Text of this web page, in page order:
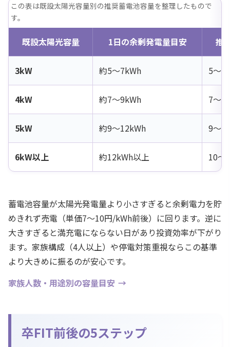
この表は既設太陽光容量別の推奨蓄電池容量を整理したもので
す。
既設太陽光容量 1日の余剰発電量目安 推
3kW 約5〜7kWh 5〜
4kW 約7〜9kWh 7〜
5kW 約9〜12kWh 9〜
6kW以上 約12kWh以上 10〜
蓄電池容量が太陽光発電量より小さすぎると余剰電力を貯
めきれず売電（単価7〜10円/kWh前後）に回ります。逆に
大きすぎると満充電にならない日があり投資効率が下がり
ます。家族構成（4人以上）や停電対策重視ならこの基準
より大きめに振るのが安心です。
家族人数・用途別の容量目安
卒FIT前後の5ステップ